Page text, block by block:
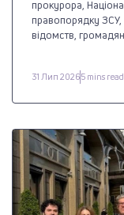
прокурора,
правопорядку
відомств,
31 Лип 20265 mins read